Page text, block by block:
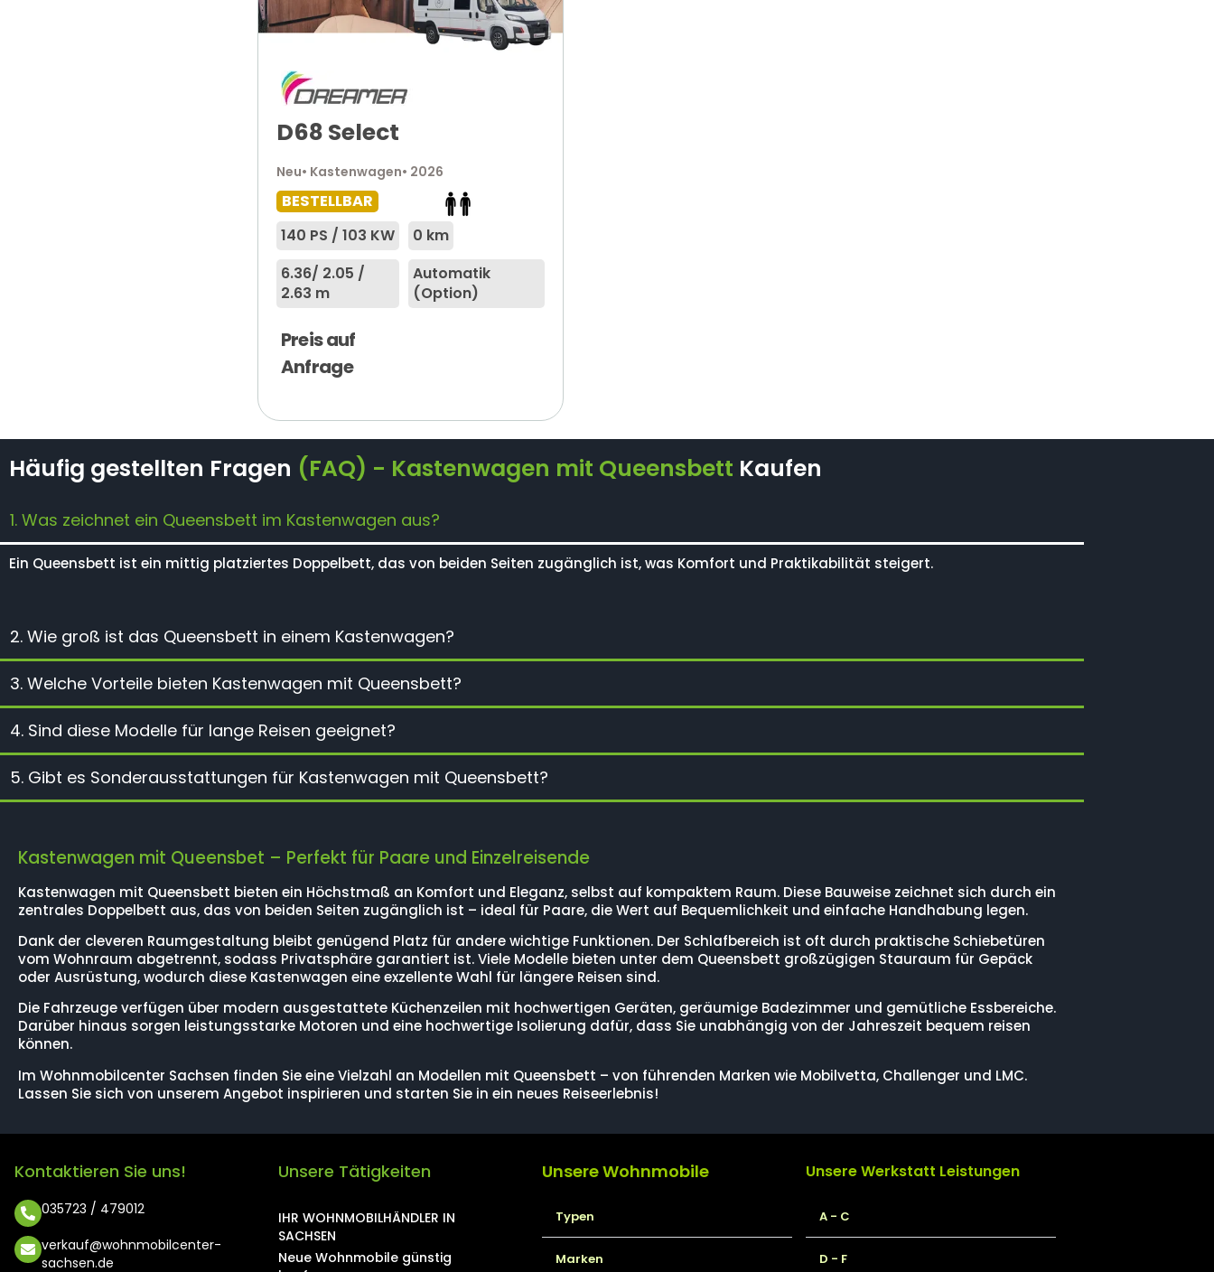
D68 Select
Neu• Kastenwagen• 2026
BESTELLBAR
140 PS / 103 KW
0 km
6.36/ 2.05 /
2.63 m
Automatik
(Option)
Preis auf
Anfrage
Häufig gestellten Fragen (FAQ) - Kastenwagen mit Queensbett Kaufen
1. Was zeichnet ein Queensbett im Kastenwagen aus?
Ein Queensbett ist ein mittig platziertes Doppelbett, das von beiden Seiten zugänglich ist, was Komfort und Praktikabilität steigert.
2. Wie groß ist das Queensbett in einem Kastenwagen?
3. Welche Vorteile bieten Kastenwagen mit Queensbett?
4. Sind diese Modelle für lange Reisen geeignet?
5. Gibt es Sonderausstattungen für Kastenwagen mit Queensbett?
Kastenwagen mit Queensbet – Perfekt für Paare und Einzelreisende
Kastenwagen mit Queensbett bieten ein Höchstmaß an Komfort und Eleganz, selbst auf kompaktem Raum. Diese Bauweise zeichnet sich durch ein
zentrales Doppelbett aus, das von beiden Seiten zugänglich ist – ideal für Paare, die Wert auf Bequemlichkeit und einfache Handhabung legen.
Dank der cleveren Raumgestaltung bleibt genügend Platz für andere wichtige Funktionen. Der Schlafbereich ist oft durch praktische Schiebetüren
vom Wohnraum abgetrennt, sodass Privatsphäre garantiert ist. Viele Modelle bieten unter dem Queensbett großzügigen Stauraum für Gepäck
oder Ausrüstung, wodurch diese Kastenwagen eine exzellente Wahl für längere Reisen sind.
Die Fahrzeuge verfügen über modern ausgestattete Küchenzeilen mit hochwertigen Geräten, geräumige Badezimmer und gemütliche Essbereiche.
Darüber hinaus sorgen leistungsstarke Motoren und eine hochwertige Isolierung dafür, dass Sie unabhängig von der Jahreszeit bequem reisen
können.
Im Wohnmobilcenter Sachsen finden Sie eine Vielzahl an Modellen mit Queensbett – von führenden Marken wie Mobilvetta, Challenger und LMC.
Lassen Sie sich von unserem Angebot inspirieren und starten Sie in ein neues Reiseerlebnis!
Kontaktieren Sie uns!
035723 / 479012
verkauf@wohnmobilcenter-
sachsen.de
Unsere Tätigkeiten
IHR WOHNMOBILHÄNDLER IN
SACHSEN
Neue Wohnmobile günstig
Unsere Wohnmobile
Typen
Marken
Unsere Werkstatt Leistungen
A - C
D - F